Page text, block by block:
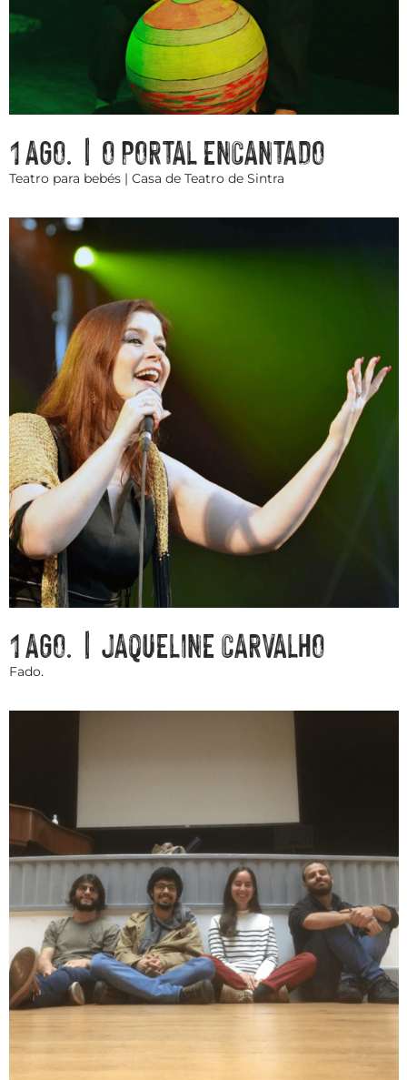
1 AGO. | O PORTAL ENCANTADO
Teatro para bebés | Casa de Teatro de Sintra
1 AGO. | JAQUELINE CARVALHO
Fado.